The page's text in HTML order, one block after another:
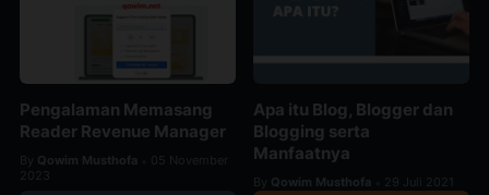
Pengalaman Memasang
Reader Revenue Manager
By Qowim Musthofa
05 November
2023
Apa itu Blog, Blogger dan
Blogging serta
Manfaatnya
By Qowim Musthofa 29 Juli 2021